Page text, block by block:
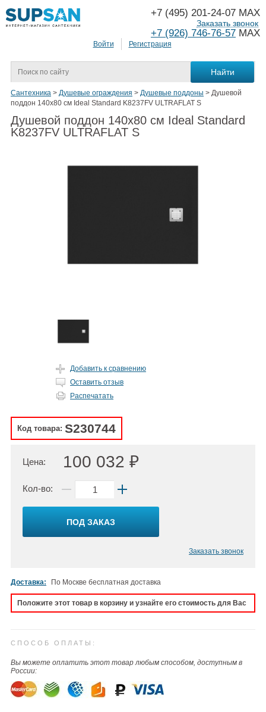
Войти Регистрация
+7 (495) 201-24-07 MAX
+7 (926) 746-76-57 MAX
Заказать звонок
Сантехника > Душевые ограждения > Душевые поддоны > Душевой
поддон 140х80 см Ideal Standard K8237FV ULTRAFLAT S
Душевой поддон 140х80 см Ideal Standard
K8237FV ULTRAFLAT S
Добавить к сравнению
Оставить отзыв
Распечатать
Код товара: S230744
Цена: 100 032 ₽
Кол-во:
ПОД ЗАКАЗ
Заказать звонок
Доставка: По Москве бесплатная доставка
Положите этот товар в корзину и узнайте его стоимость для Вас
СПОСОБ ОПЛАТЫ:
Вы можете оплатить этот товар любым способом, доступным в
России: